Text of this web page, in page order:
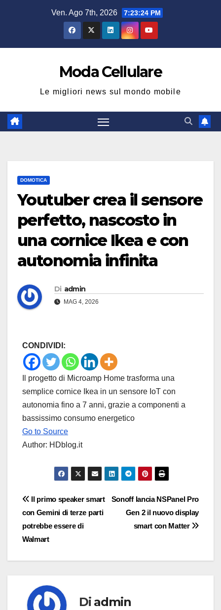
Ven. Ago 7th, 2026 7:23:25 PM
Moda Cellulare
Le migliori news sul mondo mobile
DOMOTICA
Youtuber crea il sensore
perfetto, nascosto in
una cornice Ikea e con
autonomia infinita
Di admin
MAG 4, 2026
CONDIVIDI:
Il progetto di Microamp Home trasforma una
semplice cornice Ikea in un sensore IoT con
autonomia fino a 7 anni, grazie a componenti a
bassissimo consumo energetico
Go to Source
Author: HDblog.it
Navigazione
articoli
Sonoff lancia NSPanel Pro
Gen 2 il nuovo display
smart con Matter
Il primo speaker smart
con Gemini di terze parti
potrebbe essere di
Walmart
Di admin